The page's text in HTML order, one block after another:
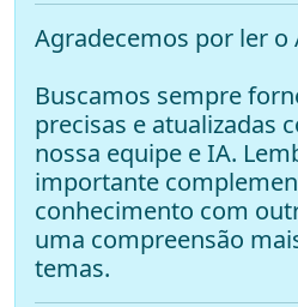
Agradecemos por ler o
Buscamos sempre
precisas e atualizadas
nossa equipe e IA.
importante
conhecimento com
uma compreensão
temas.